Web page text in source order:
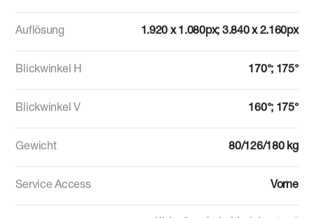
Auflösung 1.920 x 1.080px; 3.840 x 2.160px
Blickwinkel H 170°; 175°
Blickwinkel V 160°; 175°
Gewicht 80/126/180 kg
Service Access Vorne